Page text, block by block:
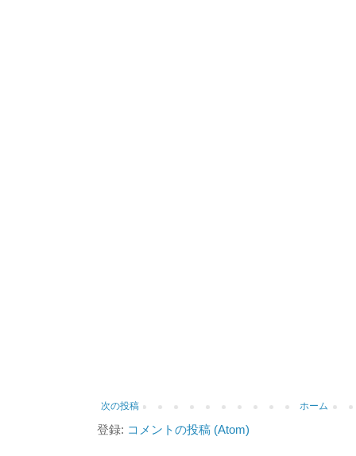
次の投稿 ホーム
登録: コメントの投稿 (Atom)